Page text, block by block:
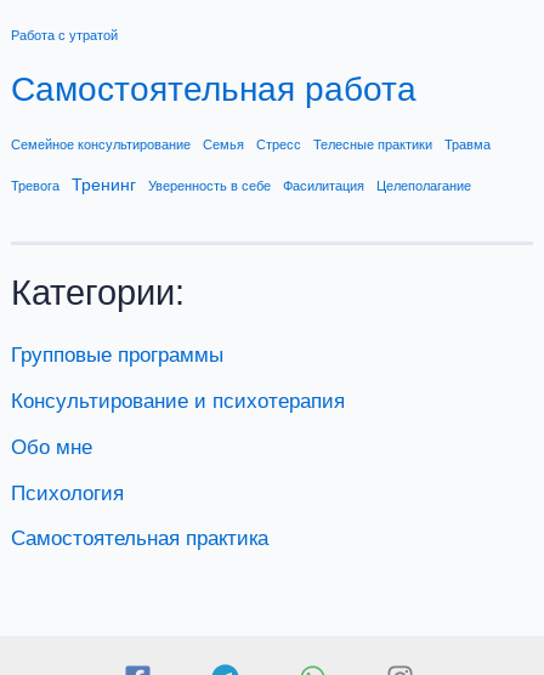
Работа с утратой
Самостоятельная работа
Семейное консультирование Семья Стресс Телесные практики Травма
Тревога Тренинг Уверенность в себе Фасилитация Целеполагание
Категории:
Групповые программы
Консультирование и психотерапия
Обо мне
Психология
Самостоятельная практика